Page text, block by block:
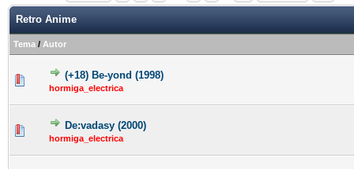
Retro Anime
Tema / Autor
(+18) Be-yond (1998)
hormiga_electrica
De:vadasy (2000)
hormiga_electrica